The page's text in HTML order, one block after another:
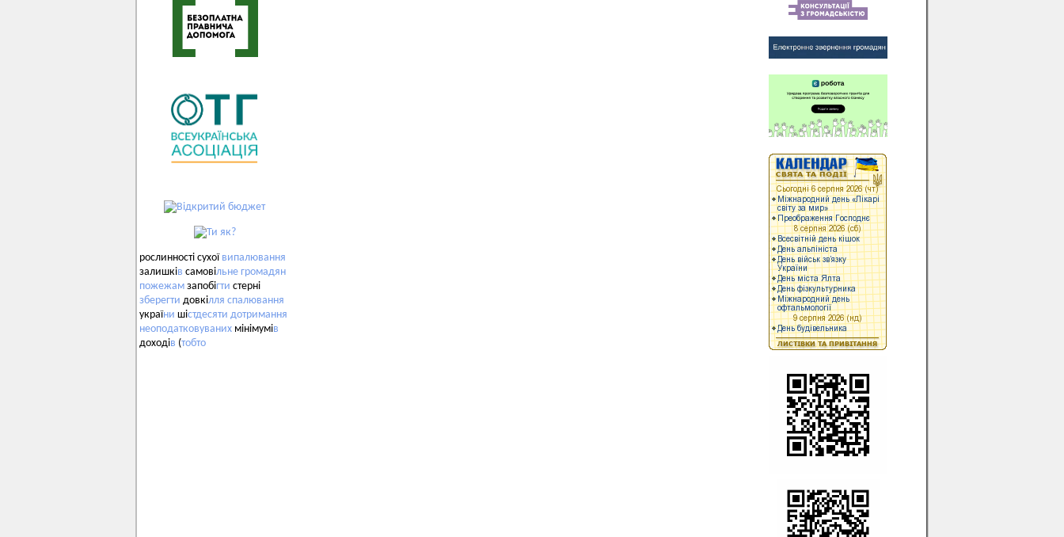
рослинності сухої випалювання
залишків самовільне громадян
пожежам запобігти стерні
зберегти довкілля спалювання
україни шістдесяти дотримання
неоподатковуваних мінімумів
доходів (тобто